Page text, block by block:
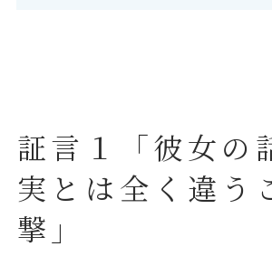
証言１「彼女の
実とは全く違う
撃」